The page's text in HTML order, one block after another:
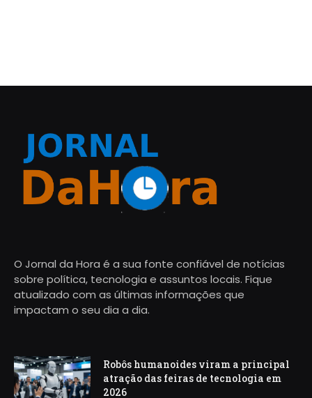
O Jornal da Hora é a sua fonte confiável de notícias
sobre política, tecnologia e assuntos locais. Fique
atualizado com as últimas informações que
impactam o seu dia a dia.
Robôs humanoides viram a principal
atração das feiras de tecnologia em
2026